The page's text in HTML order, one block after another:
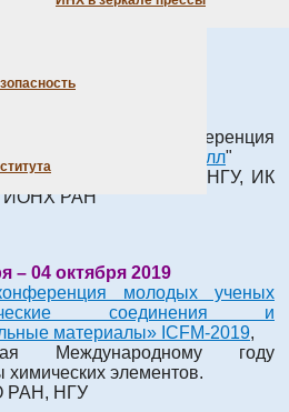
2019
российская конференция
молекула и 2D кристалл"
ИНХ СО РАН, НГУ, ИК
РАН
– 04 октября 2019
молодых ученых
соединения и
материалы» ICFM-2019,
Международному году
химических элементов.
РАН, НГУ